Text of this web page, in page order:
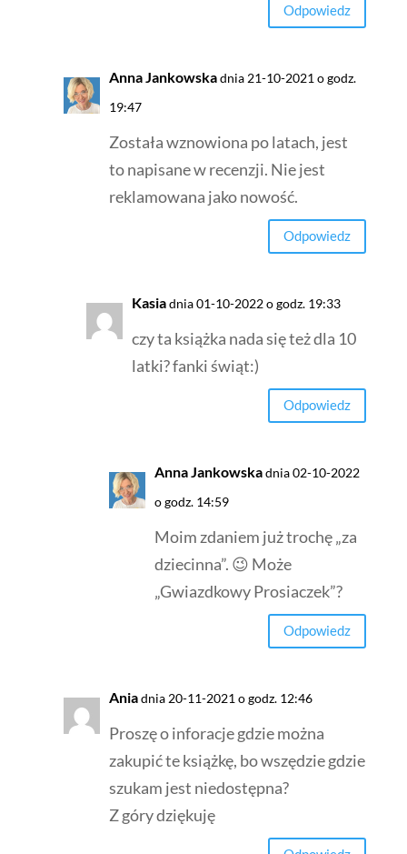
Odpowiedz
Anna Jankowskadnia 21-10-2021 o godz.
19:47
Została wznowiona po latach, jest
to napisane w recenzji. Nie jest
reklamowana jako nowość.
Odpowiedz
Kasiadnia 01-10-2022 o godz. 19:33
czy ta książka nada się też dla 10
latki? fanki świąt:)
Odpowiedz
Anna Jankowskadnia 02-10-2022
o godz. 14:59
Moim zdaniem już trochę „za
dziecinna”. 😉 Może
„Gwiazdkowy Prosiaczek”?
Odpowiedz
Aniadnia 20-11-2021 o godz. 12:46
Proszę o inforacje gdzie można
zakupić te książkę, bo wszędzie gdzie
szukam jest niedostępna?
Z góry dziękuję